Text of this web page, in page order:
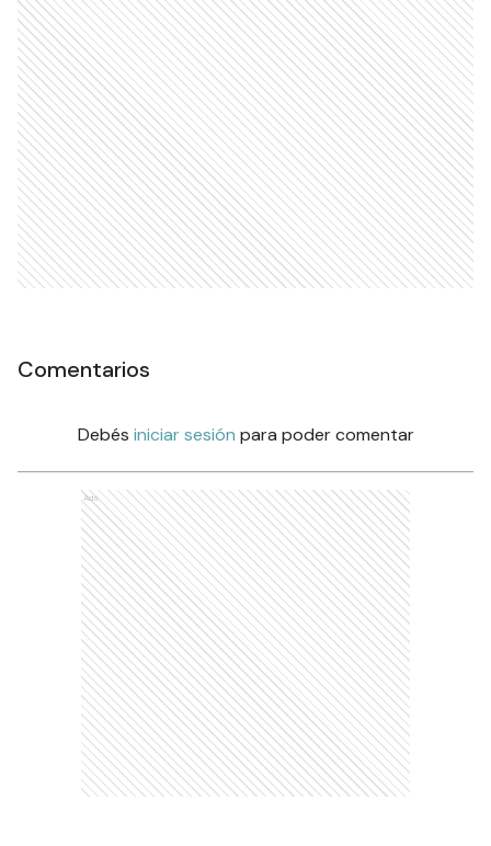
Comentarios
Debés iniciar sesión para poder comentar
Ads